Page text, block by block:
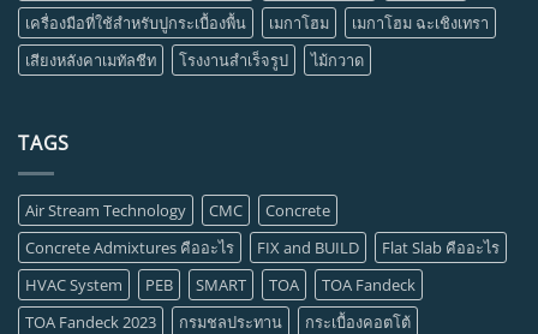
เครื่องมือที่ใช้สำหรับปูกระเบื้องพื้น
เมกาโฮม
เมกาโฮม ฉะเชิงเทรา
เสียงหลังคาเมทัลชีท
โรงงานสำเร็จรูป ไม้กวาด
TAGS
Air Stream Technology CMC
Concrete
Concrete Admixtures คืออะไร
FIX and BUILD
Flat Slab คืออะไร
HVAC System
PEB SMART TOA
TOA Fandeck
TOA Fandeck 2023
กรมชลประทาน
กระเบื้องคอตโต้